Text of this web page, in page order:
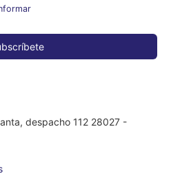
despacho 112 28027 -